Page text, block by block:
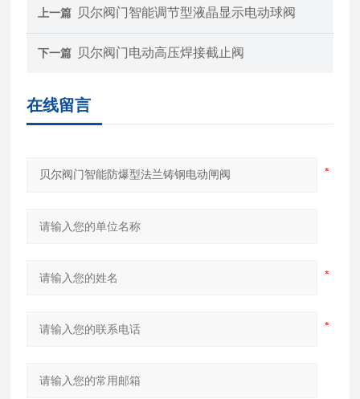
上一篇 贝尔阀门智能调节型液晶显示电动球阀
下一篇 贝尔阀门电动高压焊接截止阀
在线留言